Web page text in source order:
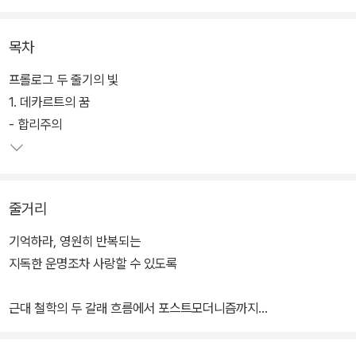
이 끈질긴 질문은 이제까지는 학교와 일상에 밀려난 것이었을 수도
있지만, 지금처럼 혼란스러운 시대에는 더욱 절실해진다. 복잡한 정
치 사회, 어려운 경제 상황, 인간과 기계의 갈등, 진짜와 가짜의 혼재,
보여 주기 위한 삶과 실존하는 삶이 혼재한 지금 이 사회에서 가장 핵
살아야 하는가? 지금 이 시대의 아이들에게 철학이 필요한 이유다.
목차
프롤로그 두 줄기의 빛
1. 데카르트의 꿈
- 합리주의
줄거리
기억하라, 영원히 반복되는
지독한 운명조차 사랑할 수 있도록
근대 철학의 두 갈래 흐름에서 포스트모더니즘까지